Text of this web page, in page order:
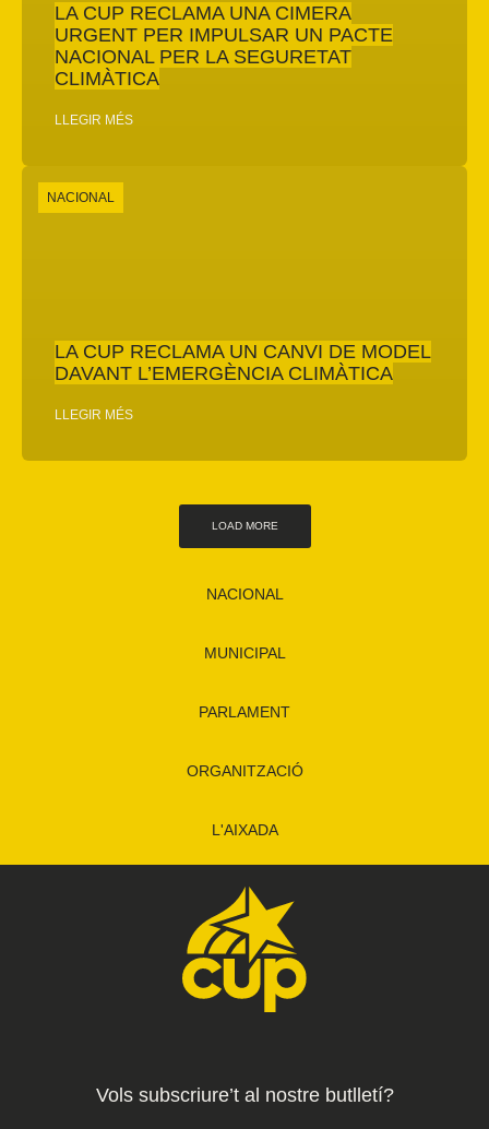
NACIONAL
MUNICIPAL
PARLAMENT
ORGANITZACIÓ
L'AIXADA
LA CUP RECLAMA UNA CIMERA
URGENT PER IMPULSAR UN PACTE
NACIONAL PER LA SEGURETAT
CLIMÀTICA
LLEGIR MÉS
LA CUP RECLAMA UN CANVI DE MODEL
DAVANT L’EMERGÈNCIA CLIMÀTICA
LLEGIR MÉS
NACIONAL
LOAD MORE
Vols subscriure’t al nostre butlletí?